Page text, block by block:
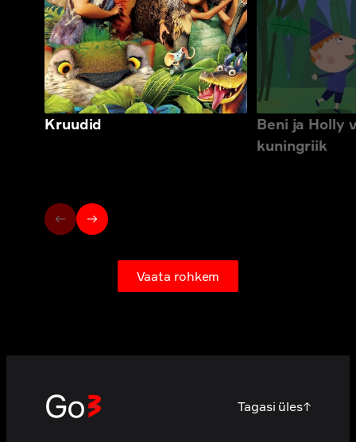
Kruudid
Beni ja Holly
kuningriik
Vaata rohkem
Tagasi üles↑